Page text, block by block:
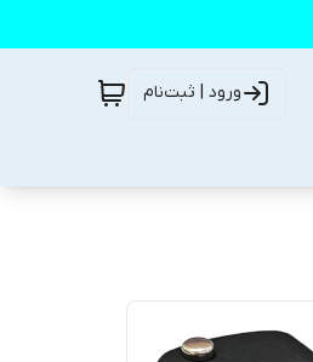
ورود | ثبت‌نام